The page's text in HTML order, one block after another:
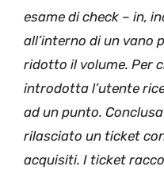
esame di check – in,
all’interno di un vano
ridotto il volume. Per
introdotta l’utente
ad un punto.
rilasciato un ticket
acquisiti. I ticket